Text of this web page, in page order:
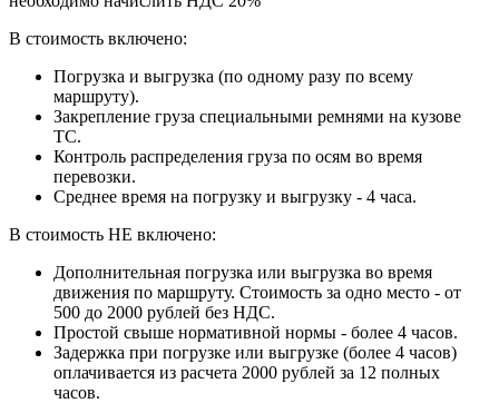
В стоимость включено:
Погрузка и выгрузка (по одному разу по всему
маршруту).
Закрепление груза специальными ремнями на кузове
ТС.
Контроль распределения груза по осям во время
перевозки.
Среднее время на погрузку и выгрузку - 4 часа.
В стоимость НЕ включено:
Дополнительная погрузка или выгрузка во время
движения по маршруту. Стоимость за одно место - от
500 до 2000 рублей без НДС.
Простой свыше нормативной нормы - более 4 часов.
Задержка при погрузке или выгрузке (более 4 часов)
оплачивается из расчета 2000 рублей за 12 полных
часов.